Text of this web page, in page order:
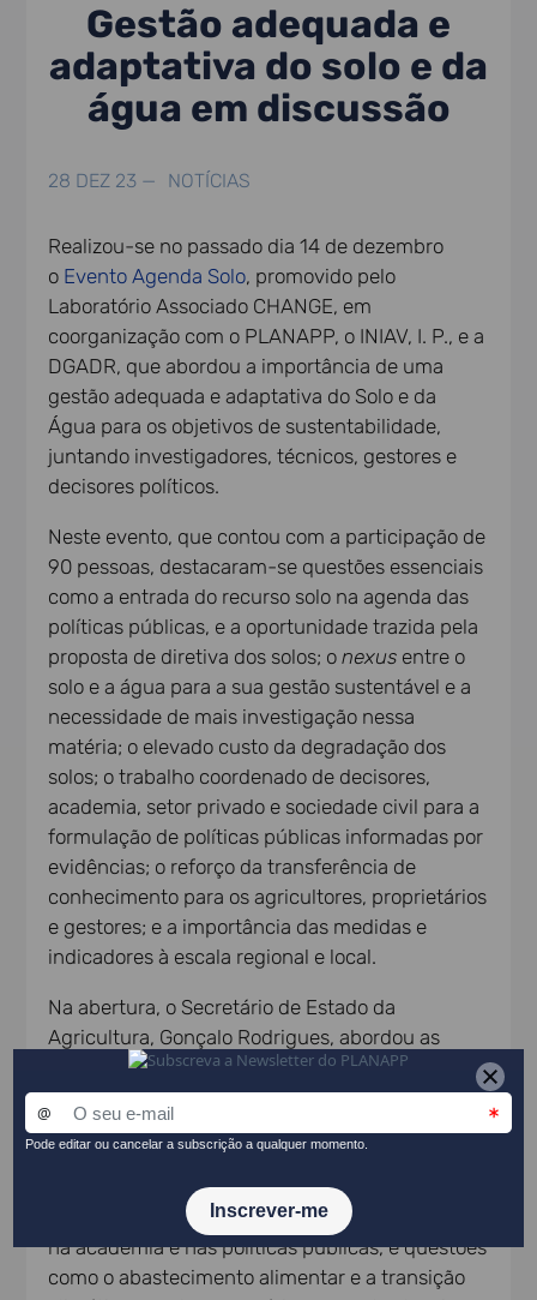
Gestão adequada e
adaptativa do solo e da
água em discussão
28 DEZ 23 — NOTÍCIAS
Realizou-se no passado dia 14 de dezembro
o Evento Agenda Solo, promovido pelo
Laboratório Associado CHANGE, em
coorganização com o PLANAPP, o INIAV, I. P., e a
DGADR, que abordou a importância de uma
gestão adequada e adaptativa do Solo e da
Água para os objetivos de sustentabilidade,
juntando investigadores, técnicos, gestores e
decisores políticos.
Neste evento, que contou com a participação de
90 pessoas, destacaram-se questões essenciais
como a entrada do recurso solo na agenda das
políticas públicas, e a oportunidade trazida pela
proposta de diretiva dos solos; onexus entre o
solo e a água para a sua gestão sustentável e a
necessidade de mais investigação nessa
matéria; o elevado custo da degradação dos
solos; o trabalho coordenado de decisores,
academia, setor privado e sociedade civil para a
formulação de políticas públicas informadas por
evidências; o reforço da transferência de
conhecimento para os agricultores, proprietários
e gestores; e a importância das medidas e
indicadores à escala regional e local.
Na abertura, o Secretário de Estado da
Agricultura, Gonçalo Rodrigues, abordou as
perspetivas para o solo na política pública e a
importância da preservação e da gestão
sustentável do solo e da água, sobretudo
considerando as alterações climáticas. Na
sessão final, o Diretor-Geral do GPP, Eduardo
Diniz, destacou a renovada centralidade do solo
na academia e nas políticas públicas, e questões
como o abastecimento alimentar e a transição